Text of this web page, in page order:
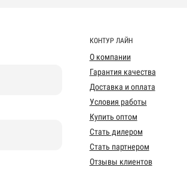
КОНТУР ЛАЙН
О компании
Гарантия качества
Доставка и оплата
Условия работы
Купить оптом
Стать дилером
Стать партнером
Отзывы клиентов